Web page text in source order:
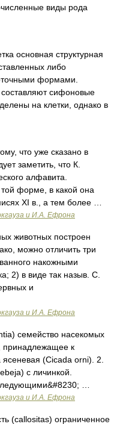
виды рода
структурная
либо
формами.
сифоновые
на клетки, однако в
что уже сказано в
заметить, что К.
алфавита.
форме, в какой она
XI в., а тем более …
и И.А. Ефрона
животных построен
можно отличить три
накожными
2) в виде так назыв. С.
и
и И.А. Ефрона
семейство насекомых
принадлежащее к
(Cicada orni). 2.
с личинкой.
…
и И.А. Ефрона
(callositas) ограниченное